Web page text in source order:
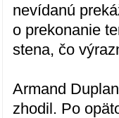
nevídanú
o prekonanie
stena, čo
Armand
zhodil. Po